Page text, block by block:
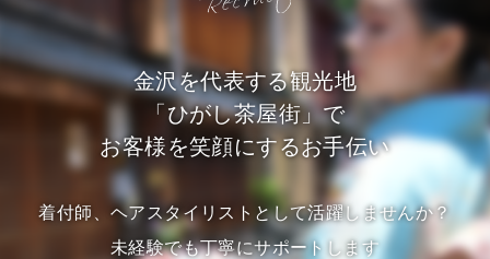
金沢を代表する観光地
「ひがし茶屋街」で
お客様を笑顔にするお手伝い
着付師、ヘアスタイリストとして活躍しませんか？
未経験でも丁寧にサポートします